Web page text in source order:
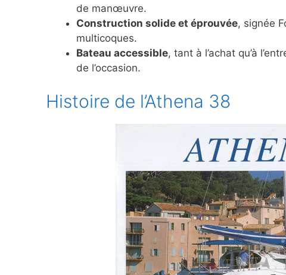
de manœuvre.
Construction solide et éprouvée, signée
multicoques.
Bateau accessible, tant à l’achat qu’à
de l’occasion.
Histoire de l’Athena 38